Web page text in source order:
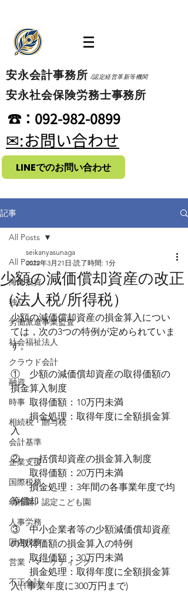
​安永会計事務所 /認定経営革新等機関
​安永社会保険労務士事務所
​☎：092-982-0899
​✉:お問い合わせ
LINEでのお問い合わせ
記事
All Posts
海外投資
独立
労働派遣事業監査
社会福祉法人
クラウド会計
融資
時事
相続税・贈与税
会計基準
企業支援
国際税務
幼稚園・認定こども園
人事労務
国内税務
営業・マーケティング
不正会計
All Posts
少額の減価償却資産の改正
（法人税/所得税）
seikanyasunaga
2022年3月21日 読了時間: 1分
少額の減価償却資産の損金算入につい
ては，次の3つの特例が定められていま
す。
①　少額の減価償却資産の取得価額の
損金算入制度
取得価額：10万円未満
損金処理：取得年度に全額損金算
入
②　一括償却資産の損金算入制度
取得価額：20万円未満
損金処理：3年間の各事業年度で均
等償却
③　中小企業者等の少額減価償却資産
の取得価額の損金算入の特例
取得価額：30万円未満
損金処理：取得年度に全額損金算
入(1事業年度に300万円まで)